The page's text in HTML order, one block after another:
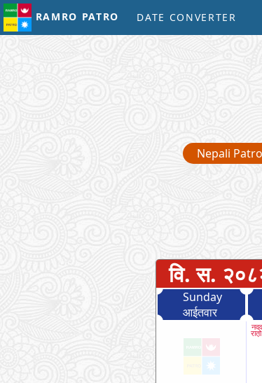
RAMRO PATRO DATE CONVERTER
Nepali
वि. स.
Sunday
आईतवार